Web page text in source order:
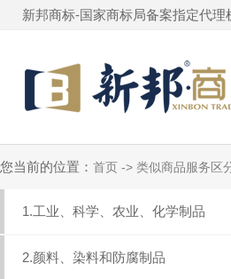
新邦商标-国家商标局备案指定代理
您当前的位置： 首页 -> 类似商品服务区
1.工业、科学、农业、化学制品
2.颜料、染料和防腐制品